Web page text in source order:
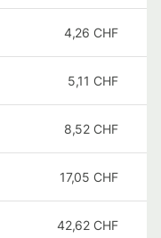
4,26 CHF
5,11 CHF
8,52 CHF
17,05 CHF
42,62 CHF